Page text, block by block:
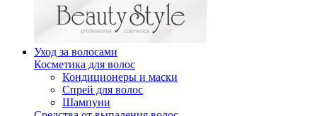
Уход за волосами
Косметика для волос
Кондиционеры и маски
Спрей для волос
Шампуни